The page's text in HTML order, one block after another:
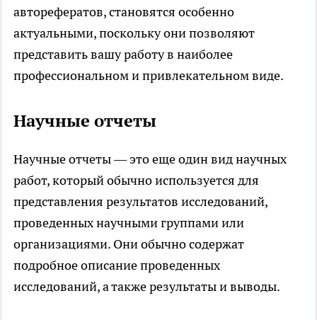
авторефератов, становятся особенно
актуальными, поскольку они позволяют
представить вашу работу в наиболее
профессиональном и привлекательном виде.
Научные отчеты
Научные отчеты — это еще один вид научных
работ, который обычно используется для
представления результатов исследований,
проведенных научными группами или
организациями. Они обычно содержат
подробное описание проведенных
исследований, а также результаты и выводы.